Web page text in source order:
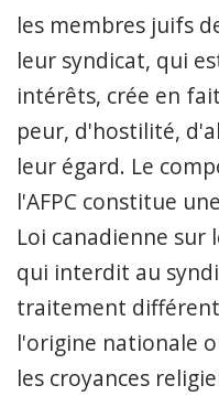
les membres juifs
leur syndicat, qui
intérêts, crée en
peur, d'hostilité,
leur égard. Le
l'AFPC constitue
Loi canadienne sur
qui interdit au
traitement
l'origine nationale
les croyances